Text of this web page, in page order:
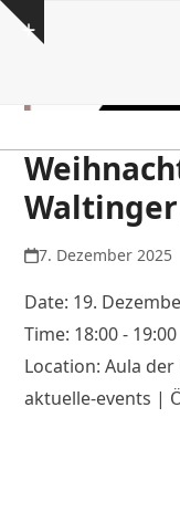
Skip
Show
Open
mobile
Close
mobile
7. Dezember 2025
Date: 19.
Time: 18:00 - 19:00
Location:Aula
aktuelle-events |